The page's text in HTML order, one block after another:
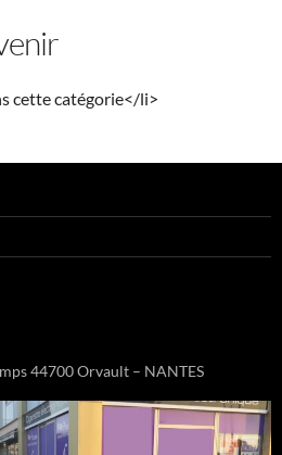
cette catégorie</li>
44700 Orvault – NANTES